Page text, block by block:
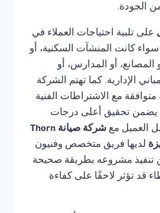
الجودة.
على تلبية احتياجات العملاء في
كانت المنشآت السكنية، أو
المصانع، أو المدارس، أو
الإدارية. كما تهتم الشركة
متوافقة مع الاشتراطات الفنية
يضمن تحقيق أعلى درجات
العميل مع
شركة صيانة Thorn
لديها فريق متخصص وفنيون
تنفيذ مشروعه بطريقة صحيحة
قد تؤثر لاحقًا على كفاءة